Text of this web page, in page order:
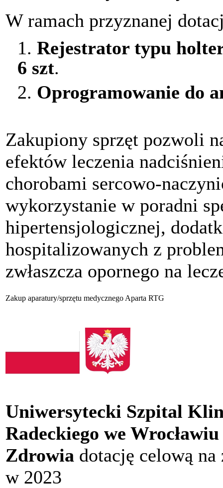
W ramach przyznanej
1. Rejestrator typu
6 szt.
2. Oprogramowanie do
Zakupiony sprzęt pozwoli
efektów leczenia
chorobami sercowo-
wykorzystanie w poradni
hipertensjologicznej,
hospitalizowanych z
zwłaszcza opornego na
Zakup aparatury/sprzętu medycznego Aparta RTG
Uniwersytecki Szpital
Radeckiego we Wrocławiu
Zdrowia dotację celową
w 2023